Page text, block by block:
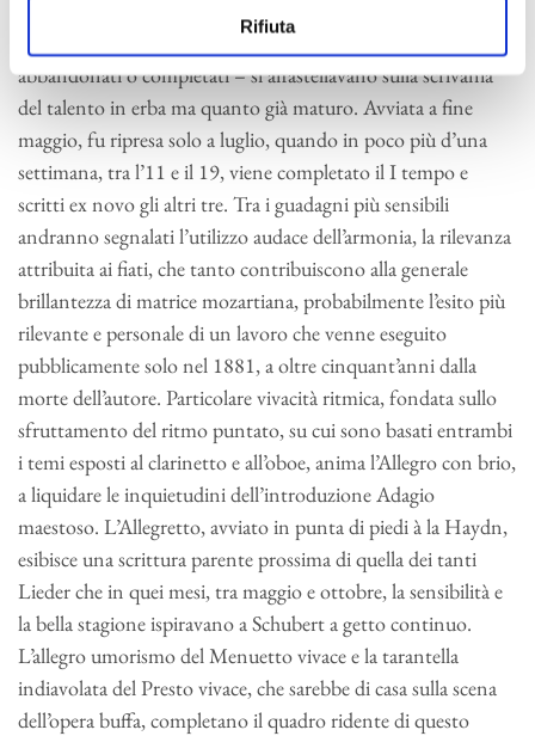
Rifiuta
ritmo indiavolato in cui i progetti – intrapresi, interrotti,
abbandonati o completati – si affastellavano sulla scrivania
del talento in erba ma quanto già maturo. Avviata a fine
maggio, fu ripresa solo a luglio, quando in poco più d’una
settimana, tra l’11 e il 19, viene completato il I tempo e
scritti ex novo gli altri tre. Tra i guadagni più sensibili
andranno segnalati l’utilizzo audace dell’armonia, la rilevanza
attribuita ai fiati, che tanto contribuiscono alla generale
brillantezza di matrice mozartiana, probabilmente l’esito più
rilevante e personale di un lavoro che venne eseguito
pubblicamente solo nel 1881, a oltre cinquant’anni dalla
morte dell’autore. Particolare vivacità ritmica, fondata sullo
sfruttamento del ritmo puntato, su cui sono basati entrambi
i temi esposti al clarinetto e all’oboe, anima l’Allegro con brio,
a liquidare le inquietudini dell’introduzione Adagio
maestoso. L’Allegretto, avviato in punta di piedi à la Haydn,
esibisce una scrittura parente prossima di quella dei tanti
Lieder che in quei mesi, tra maggio e ottobre, la sensibilità e
la bella stagione ispiravano a Schubert a getto continuo.
L’allegro umorismo del Menuetto vivace e la tarantella
indiavolata del Presto vivace, che sarebbe di casa sulla scena
dell’opera buffa, completano il quadro ridente di questo